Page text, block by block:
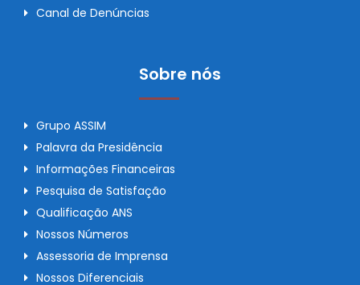
Canal de Denúncias
Sobre nós
Grupo ASSIM
Palavra da Presidência
Informações Financeiras
Pesquisa de Satisfação
Qualificação ANS
Nossos Números
Assessoria de Imprensa
Nossos Diferenciais